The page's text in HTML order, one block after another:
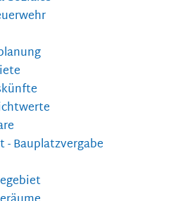
- Bauplatzvergabe